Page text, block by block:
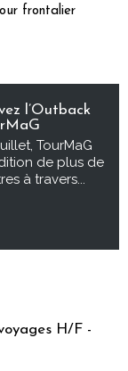
frontalier
l’Outback
TourMaG
de plus de
à travers...
H/F -